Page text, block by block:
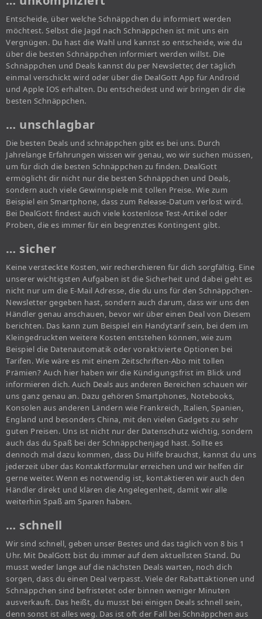
Entscheide, über welche Schnäppchen du informiert werden
möchtest. Selbst die Jagd nach Schnäppchen ist mit uns ein
Vergnügen. Du hast die Wahl und kannst so entscheide, wie du
über die besten Schnäppchen informiert werden willst. Die
Schnäppchen und Deals kannst du per Newsletter, der täglich
einmal verschickt wird oder über die DealGott App für Android
und Apple IOS erhalten. Du entscheidest und wir bringen dir die
besten Schnäppchen.
… unschlagbar
Die besten Deals und schnäppchen gibt es bei uns. Durch
Jahrelange Erfahrungen wissen wir genau, wo wir suchen müssen,
um für dich die besten Schnäppchen zu finden. DealGott
ermöglicht dir nicht nur die besten Schnäppchen und Deals,
sondern auch viele Gewinnspiele mit tollen Preise. Wie zum
Beispiel ein Smartphone, dass zum Release-Datum verlost wird.
Bei DealGott findest auch viele kostenlose Test-Artikel oder
Proben, die es immer für ein begrenztes Kontingent gibt.
… sicher
Keine versteckte Kosten, wir recherchieren für dich sorgfältig. Eine
unserer wichtigsten Aufgaben ist die Sicherheit und dabei geht es
nicht nur um die E-Mail Adresse, die du uns für den Schnäppchen-
Newsletter gegeben hast, sondern auch darum, dass wir uns den
Händler genau anschauen, bevor wir über einen Deal von Diesem
berichten. Das kann zum Beispiel ein Handytarif sein, bei dem im
Kleingedruckten weitere Kosten entstehen können, wie zum
Beispiel die Datenautomatik oder voraktivierte Optionen bei
Tarifen. Wie wäre es mit einem Zeitschriften-Abo mit tollen
Prämien? Auch hier haben wir die Kündigungsfrist im Blick und
informieren dich. Auch Deals aus anderen Bereichen schauen wir
uns ganz genau an. Dazu gehören Smartphones, Notebooks,
Konsolen aus anderen Ländern wie Frankreich, Italien, Spanien,
England und besonders China, mit den vielen Gadgets zu sehr
guten Preisen. Uns ist nicht nur der Datenschutz wichtig, sondern
auch das du Spaß bei der Schnäppchenjagd hast. Sollte es
dennoch mal dazu kommen, dass Du Hilfe brauchst, kannst du uns
jederzeit über das Kontaktformular erreichen und wir helfen dir
gerne weiter. Wenn es notwendig ist, kontaktieren wir auch den
Händler direkt und klären die Angelegenheit, damit wir alle
weiterhin Spaß am Sparen haben.
… schnell
Wir sind schnell, geben unser Bestes und das täglich von 8 bis 1
Uhr. Mit DealGott bist du immer auf dem aktuellsten Stand. Du
musst weder lange auf die nächsten Deals warten, noch dich
sorgen, dass du einen Deal verpasst. Viele der Rabattaktionen und
Schnäppchen sind befristetet oder binnen weniger Minuten
ausverkauft. Das heißt, du musst bei einigen Deals schnell sein,
denn sonst ist alles weg. Das ist oft der Fall bei Schnäppchen aus